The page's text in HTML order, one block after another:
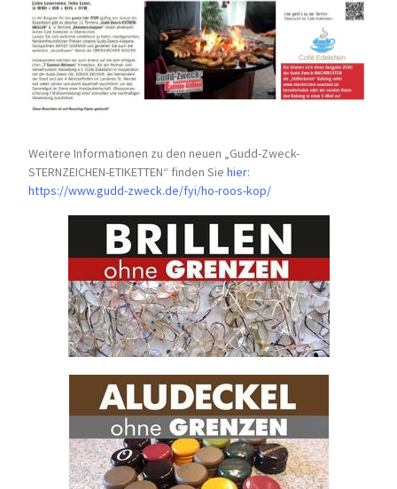
Weitere Informationen zu den neuen „Gudd-Zweck-
STERNZEICHEN-ETIKETTEN“ finden Siehier:
https://www.gudd-zweck.de/fyi/ho-roos-kop/